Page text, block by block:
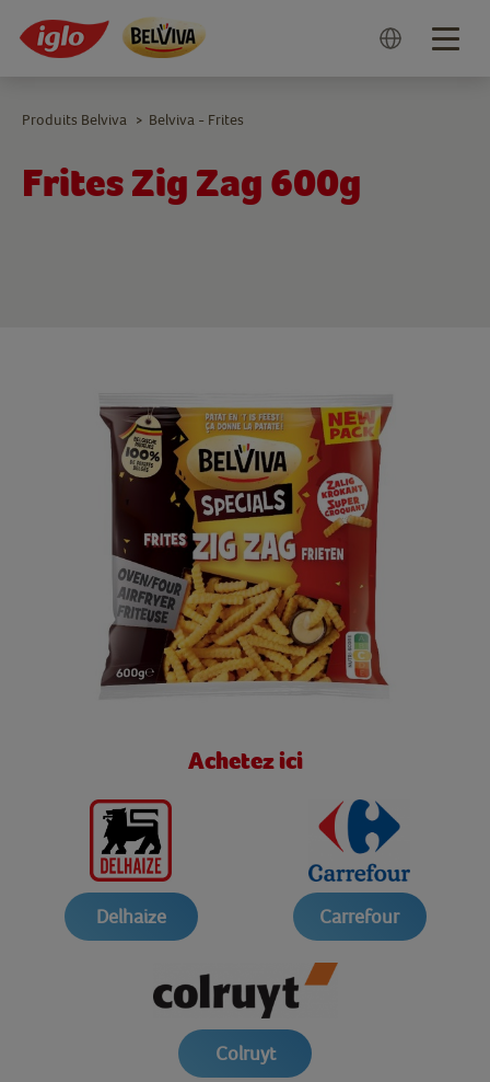
Frites Zig Zag 600g
Produits Belviva > Belviva - Frites
Achetez ici
Delhaize Carrefour
Colruyt